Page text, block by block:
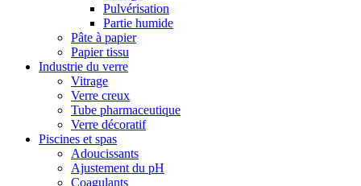
Pulvérisation
Partie humide
Pâte à papier
Papier tissu
Industrie du verre
Vitrage
Verre creux
Tube pharmaceutique
Verre décoratif
Piscines et spas
Adoucissants
Ajustement du pH
Coagulants